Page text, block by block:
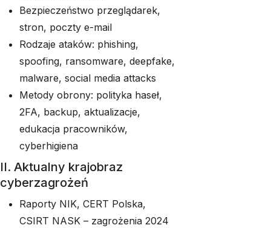
Bezpieczeństwo przeglądarek,
stron, poczty e-mail
Rodzaje ataków: phishing,
spoofing, ransomware, deepfake,
malware, social media attacks
Metody obrony: polityka haseł,
2FA, backup, aktualizacje,
edukacja pracowników,
cyberhigiena
II. Aktualny krajobraz
cyberzagrożeń
Raporty NIK, CERT Polska,
CSIRT NASK – zagrożenia 2024